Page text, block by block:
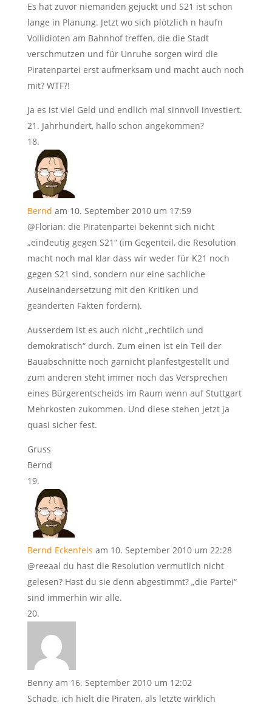
Es hat zuvor niemanden gejuckt und S21 ist schon
lange in Planung. Jetzt wo sich plötzlich n haufn
Vollidioten am Bahnhof treffen, die die Stadt
verschmutzen und für Unruhe sorgen wird die
Piratenpartei erst aufmerksam und macht auch noch
mit? WTF?!
Ja es ist viel Geld und endlich mal sinnvoll investiert.
21. Jahrhundert, hallo schon angekommen?
Bernd am 10. September 2010 um 17:59
@Florian: die Piratenpartei bekennt sich nicht
„eindeutig gegen S21“ (im Gegenteil, die Resolution
macht noch mal klar dass wir weder für K21 noch
gegen S21 sind, sondern nur eine sachliche
Auseinandersetzung mit den Kritiken und
geänderten Fakten fordern).
Ausserdem ist es auch nicht „rechtlich und
demokratisch“ durch. Zum einen ist ein Teil der
Bauabschnitte noch garnicht planfestgestellt und
zum anderen steht immer noch das Versprechen
eines Bürgerentscheids im Raum wenn auf Stuttgart
Mehrkosten zukommen. Und diese stehen jetzt ja
quasi sicher fest.
Gruss
Bernd
Bernd Eckenfels am 10. September 2010 um 22:28
@reeaal du hast die Resolution vermutlich nicht
gelesen? Hast du sie denn abgestimmt? „die Partei“
sind immerhin wir alle.
Benny am 16. September 2010 um 12:02
Schade, ich hielt die Piraten, als letzte wirklich